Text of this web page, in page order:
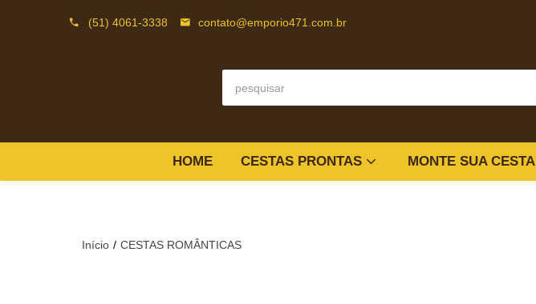
(51) 4061-3338 contato@emporio471.com.br
HOME CESTAS PRONTAS MONTE SUA CESTA
Início CESTAS ROMÂNTICAS